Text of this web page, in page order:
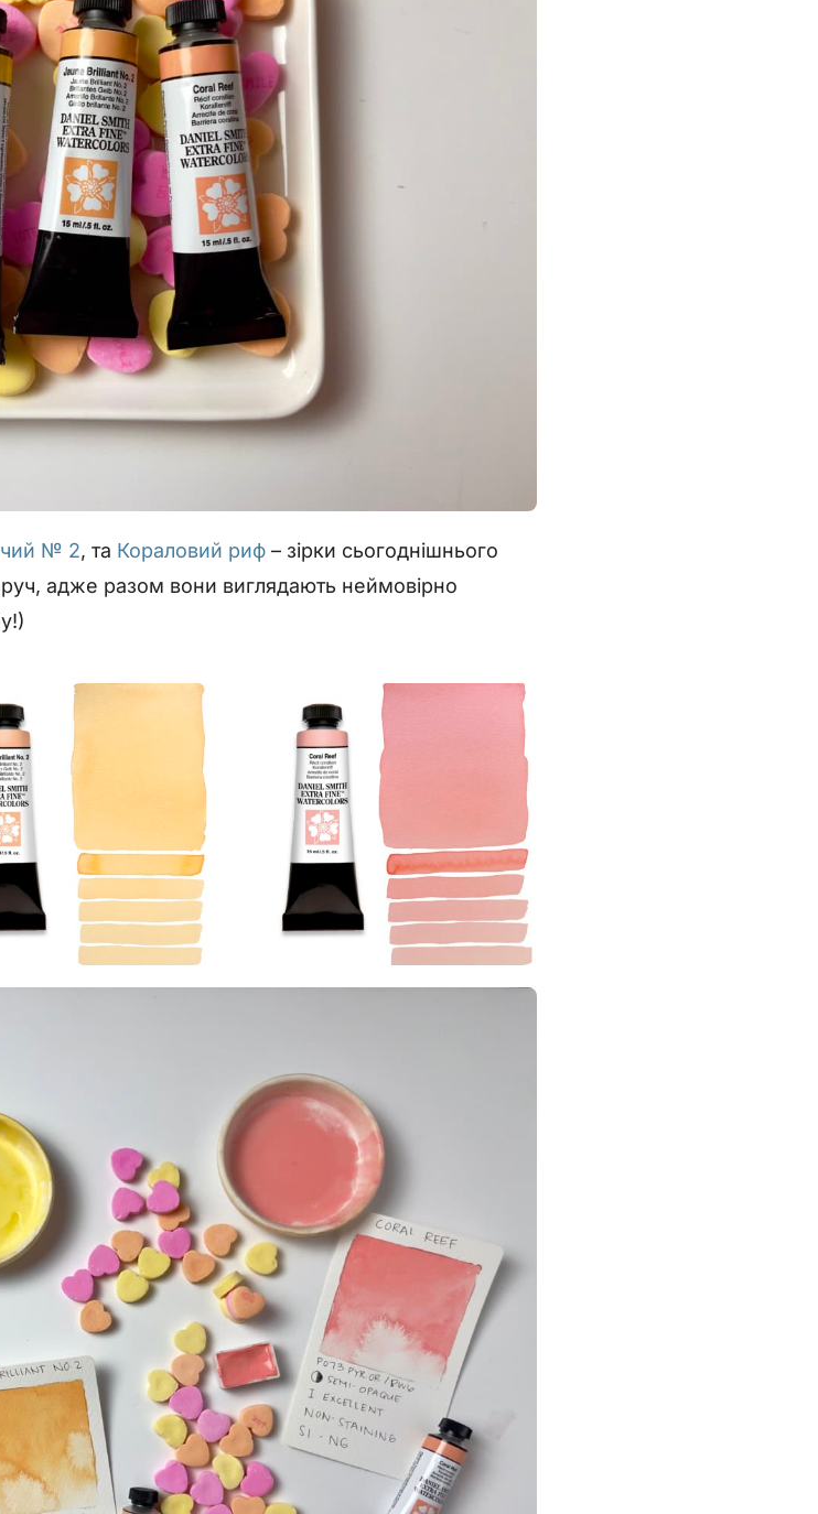
№ 2, та Кораловий риф – зірки сьогоднішнього
адже разом вони виглядають неймовірно